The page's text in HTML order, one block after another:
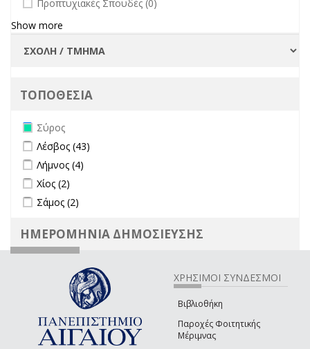
Προπτυχιακές Σπουδές (0)
Show more
ΤΟΠΟΘΕΣΙΑ
Remove Σύρος filter
Σύρος
Apply Λέσβος filter
Λέσβος (43)
Apply Λήμνος filter
Λήμνος (4)
Apply Χίος filter
Χίος (2)
Apply Σάμος filter
Σάμος (2)
ΗΜΕΡΟΜΗΝΙΑ ΔΗΜΟΣΙΕΥΣΗΣ
ΧΡΗΣΙΜΟΙ ΣΥΝΔΕΣΜΟΙ
Βιβλιοθήκη
Παροχές Φοιτητικής
Μέριμνας